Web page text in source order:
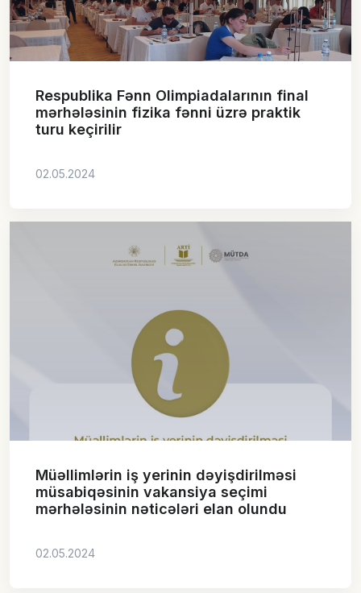
Respublika Fənn Olimpiadalarının final
mərhələsinin fizika fənni üzrə praktik
turu keçirilir
02.05.2024
Müəllimlərin iş yerinin dəyişdirilməsi
müsabiqəsinin vakansiya seçimi
mərhələsinin nəticələri elan olundu
02.05.2024